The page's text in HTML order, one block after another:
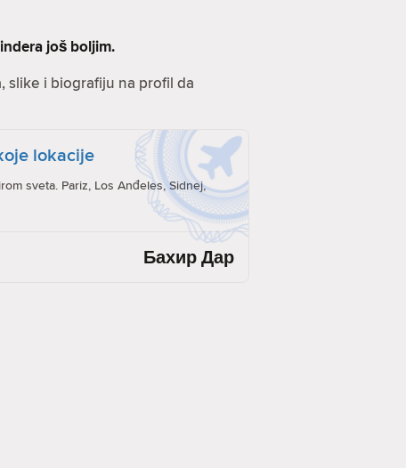
još boljim.
slike i biografiju na profil da
lokacije
sveta. Pariz, Los Anđeles, Sidnej,
Бахир Дар